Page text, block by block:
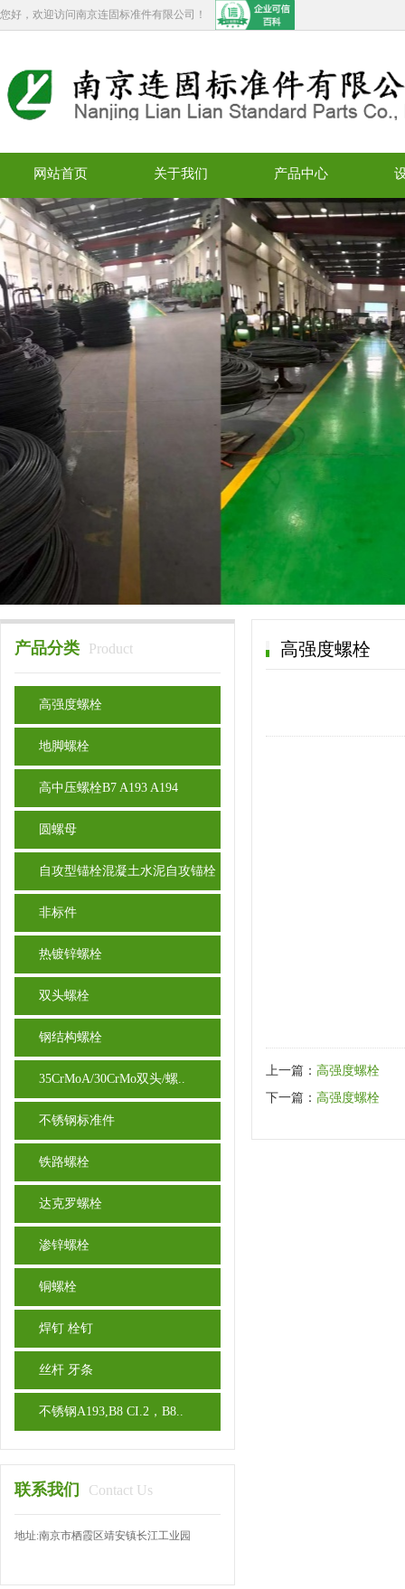
您好，欢迎访问南京连固标准件有限公司！
网站首页 关于我们 产品中心
产品分类 Product
高强度螺栓
地脚螺栓
高中压螺栓B7 A193 A194
圆螺母
自攻型锚栓混凝土水泥自攻锚栓
非标件
热镀锌螺栓
双头螺栓
钢结构螺栓
35CrMoA/30CrMo双头/螺..
不锈钢标准件
铁路螺栓
达克罗螺栓
渗锌螺栓
铜螺栓
焊钉 栓钉
丝杆 牙条
不锈钢A193,B8 CI.2，B8..
联系我们 Contact Us
地址:南京市栖霞区靖安镇长江工业园
高强度螺栓
上一篇： 高强度螺栓
下一篇： 高强度螺栓